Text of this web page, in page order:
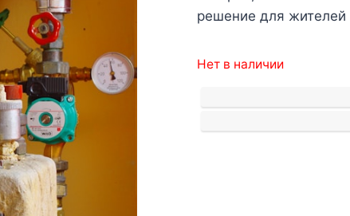
решение для жителей
Нет в наличии